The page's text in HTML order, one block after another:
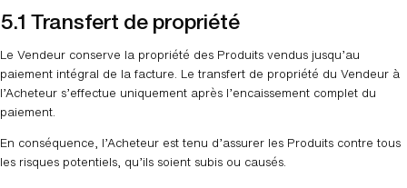
5.1 Transfert de propriété
Le Vendeur conserve la propriété des Produits vendus jusqu’au
paiement intégral de la facture. Le transfert de propriété du Vendeur à
l’Acheteur s’effectue uniquement après l’encaissement complet du
paiement.
En conséquence, l’Acheteur est tenu d’assurer les Produits contre tous
les risques potentiels, qu’ils soient subis ou causés.